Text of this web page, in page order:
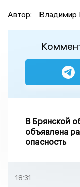
Автор: Владимир
В Брянской
объявлена
опасность
18:31